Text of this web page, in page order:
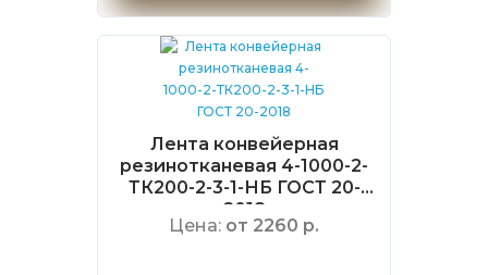
Лента конвейерная
резинотканевая 4-1000-2-
ТК200-2-3-1-НБ ГОСТ 20-
2018
Цена: от 2260 р.